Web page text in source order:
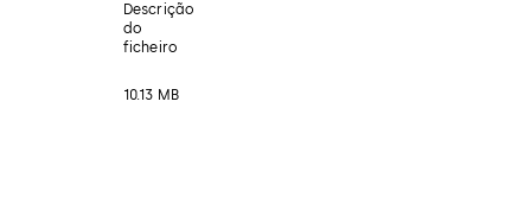
Descrição
do
ficheiro
10.13 MB